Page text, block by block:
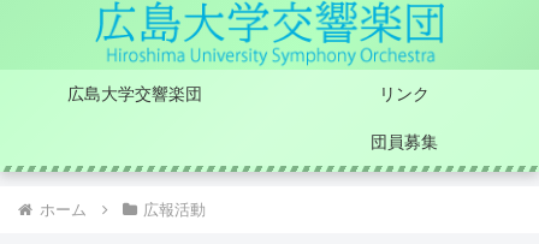
広島大学交響楽団 リンク
団員募集
ホーム 広報活動